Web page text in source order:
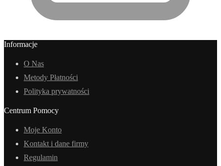
Informacje
O Nas
Metody Płatności
Polityka prywatności
Centrum Pomocy
Moje Konto
Kontakt i dane firmy
Regulamin